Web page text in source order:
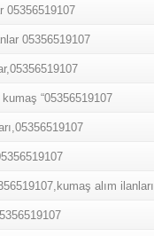
05356519107
05356519107
“05356519107
alım ilanları